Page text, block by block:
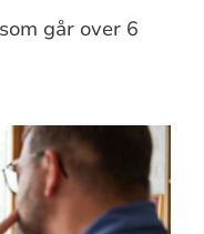
går over 6